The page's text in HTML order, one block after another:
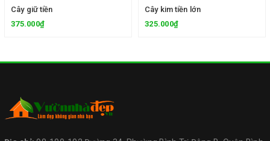
Cây giữ tiền
375.000₫
Cây kim tiền lớn
325.000₫